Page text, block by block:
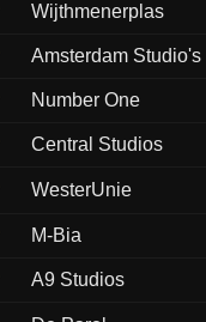
Wijthmenerplas
Amsterdam Studio's
Number One
Central Studios
WesterUnie
M-Bia
A9 Studios